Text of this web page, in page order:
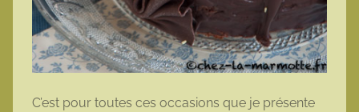
C’est pour toutes ces occasions que je présente